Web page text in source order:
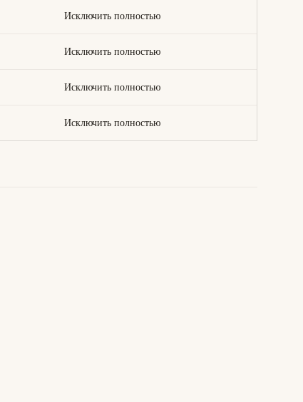
Исключить полностью
Исключить полностью
Исключить полностью
Исключить полностью